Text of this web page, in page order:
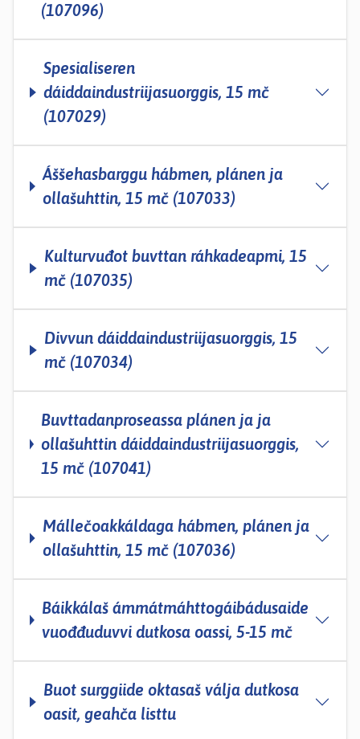
(107096)
Spesialiseren
dáiddaindustriijasuorggis, 15 mč
(107029)
Áššehasbarggu hábmen, plánen ja
ollašuhttin, 15 mč (107033)
Kulturvuđot buvttan ráhkadeapmi, 15
mč (107035)
Divvun dáiddaindustriijasuorggis, 15
mč (107034)
Buvttadanproseassa plánen ja ja
ollašuhttin dáiddaindustriijasuorggis,
15 mč (107041)
Mállečoakkáldaga hábmen, plánen ja
ollašuhttin, 15 mč (107036)
Báikkálaš ámmátmáhttogáibádusaide
vuođđuduvvi dutkosa oassi, 5-­15 mč
Buot surggiide oktasaš válja dutkosa
oasit, geahča listtu